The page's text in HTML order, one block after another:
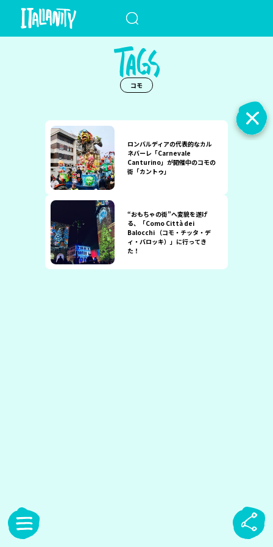
コモ
ロンバルディアの代表的なカル
ネバーレ「Carnevale
Canturino」が開催中のコモの
街「カントゥ」
“おもちゃの街”へ変貌を遂げ
る、「Como Città dei
Balocchi （コモ・チッタ・デ
ィ・バロッキ）」に行ってき
た！